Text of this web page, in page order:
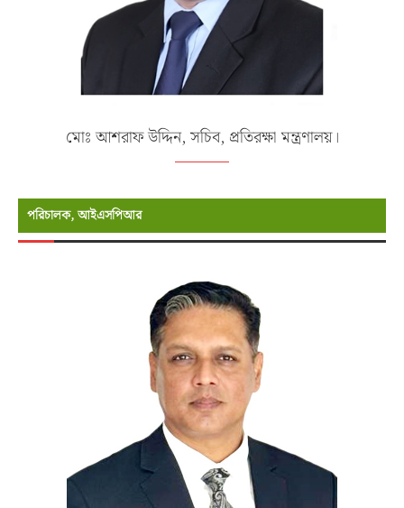
মোঃ আশরাফ উদ্দিন, সচিব, প্রতিরক্ষা মন্ত্রণালয়।
পরিচালক, আইএসপিআর